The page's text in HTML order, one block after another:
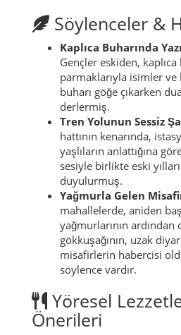
Söylenceler &
Kaplıca Buharında
Gençler eskiden, kaplıca
parmaklarıyla isimler ve
buharı göğe çıkarken
derlermiş.
Tren Yolunun Sessiz
hattının kenarında,
yaşlıların anlattığına
sesiyle birlikte eski
duyulurmuş.
Yağmurla Gelen
mahallelerde, aniden
yağmurlarının ardından
gökkuşağının, uzak
misafirlerin habercisi
söylence vardır.
Yöresel
Önerileri